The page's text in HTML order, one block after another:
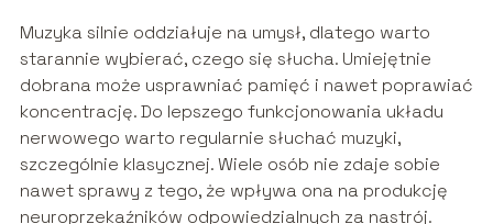
Muzyka silnie oddziałuje na umysł, dlatego warto
starannie wybierać, czego się słucha. Umiejętnie
dobrana może usprawniać pamięć i nawet poprawiać
koncentrację. Do lepszego funkcjonowania układu
nerwowego warto regularnie słuchać muzyki,
szczególnie klasycznej. Wiele osób nie zdaje sobie
nawet sprawy z tego, że wpływa ona na produkcję
neuroprzekaźników odpowiedzialnych za nastrój.